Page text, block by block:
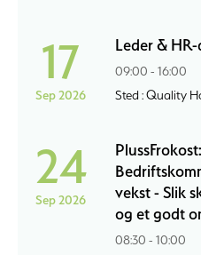
17
Sep 2026
Leder &
09:00 - 16:00
Sted : Quality
24
Sep 2026
PlussFrokost:
vekst - Slik
og et godt
08:30 - 10:00